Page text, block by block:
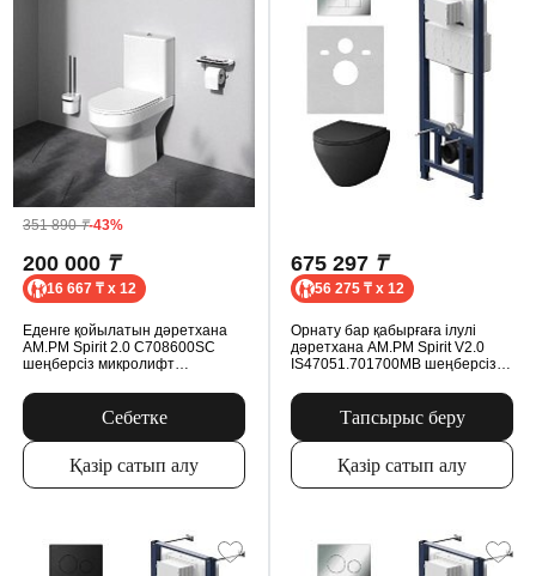
351 890₸-43%
200 000 ₸
16 667 ₸ x 12
Еденге қойылатын дәретхана
AM.PM Spirit 2.0 C708600SC
шеңберсіз микролифт
Себетке
Қазір сатып алу
675 297 ₸
56 275 ₸ x 12
Орнату бар қабырғаға ілулі
дәретхана AM.PM Spirit V2.0
IS47051.701700MB шеңберсіз,
пневматикалық батырмасымен,
Тапсырыс беру
Қазір сатып алу